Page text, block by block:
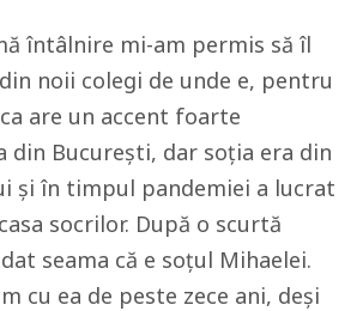
întâlnire mi-am permis să îl
noii colegi de unde e, pentru
are un accent foarte
din București, dar soția era din
și în timpul pandemiei a lucrat
socrilor. După o scurtă
seama că e soțul Mihaelei.
cu ea de peste zece ani, deși